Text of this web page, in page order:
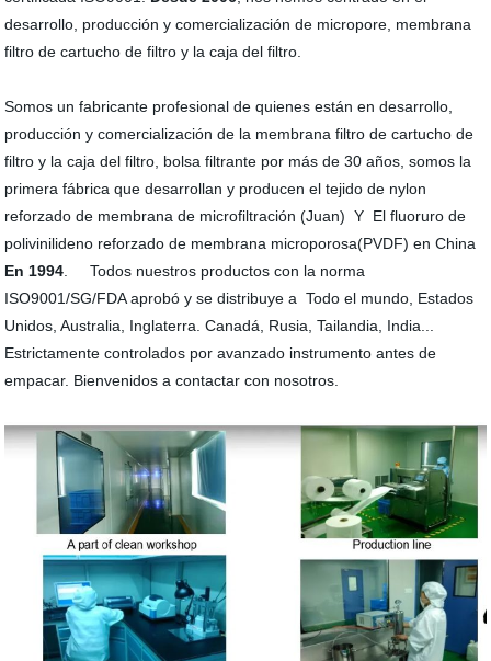
desarrollo, producción y comercialización de micropore, membrana
filtro de cartucho de filtro y la caja del filtro.
Somos un fabricante profesional de quienes están en desarrollo,
producción y comercialización de la membrana filtro de cartucho de
filtro y la caja del filtro, bolsa filtrante por más de 30 años, somos la
primera fábrica que desarrollan y producen el tejido de nylon
reforzado de membrana de microfiltración (Juan) Y El fluoruro de
polivinilideno reforzado de membrana microporosa(PVDF) en China
En 1994 . Todos nuestros productos con la norma
ISO9001/SG/FDA aprobó y se distribuye a Todo el mundo, Estados
Unidos, Australia, Inglaterra. Canadá, Rusia, Tailandia, India...
Estrictamente controlados por avanzado instrumento antes de
empacar. Bienvenidos a contactar con nosotros.